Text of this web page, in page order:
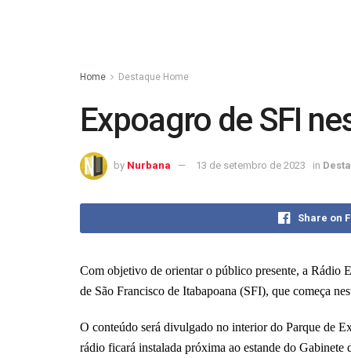
Home Destaque Home
Expoagro de SFI
by Nurbana 13 de setembro de 2023 in
Share on
Com objetivo de orientar o público presente, a Rádio
de São Francisco de Itabapoana (SFI), que começa
O conteúdo será divulgado no interior do Parque de
rádio ficará instalada próxima ao estande do Gabinete